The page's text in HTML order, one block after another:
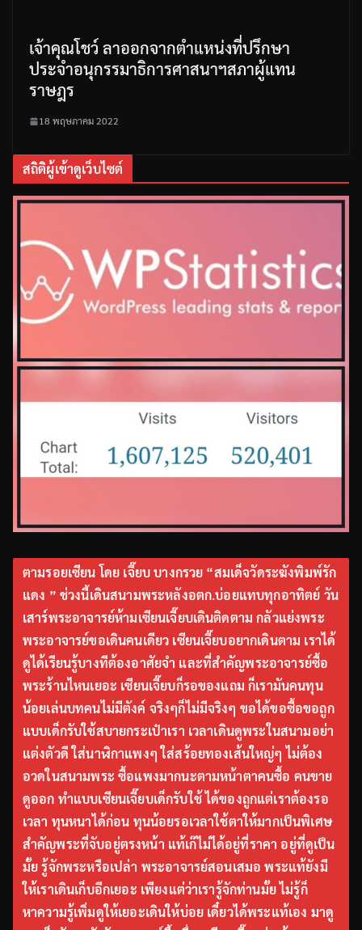
เจ้าคุณโชว์ ลาออกจากตำแหน่งที่ปรึกษา
ประจำอนุกรรมาธิการศาสนาฯสภาผู้แทน
ราษฎร
18 พฤษภาคม 2022
สถิติผู้เข้าดูเว็บไซต์
ตามรอยเซียน โดย เจี๊ยบ บางกรวย “สมเด็จวัดระฆังพิมพ์รัก
แดง ” ช่วงนี้เดินสนามพระหลังอตก.บ่อยแทบทุกอาทิตย์ วัน
เสาร์พระอาจารย์ห้ามเซียนเจี๊ยบเดินติดตาม กลัวแย่งพระ
พระอาจารย์ขอเดินคนเดียว เซียนเจี๊ยบอยากเดินตาม เราได้
ดูได้เรียนรู้บางทีต้องอาศัยจำ และที่สำคัญพระอาจารย์ซื้อ
พระร้านไหนเยอะ เซียนเจี๊ยบก็รอของแถม ก็เรามันคนทุน
น้อยเล่นบทคนไม่มีตังค์ จริงๆก็ไม่มีจริงๆ ขอได้ขอซื้อขอถูก
แบบเด็กรับใช้สบายกระเป๋าเรา เวลาเดินดูพระในสนามอย่า
แต่งตัวดี ใส่นาฬิกาแพงๆ ใส่สร้อยทองเส้นใหญ่ๆ ไม่ต้อง
อวดในสนามพระ ซื้อแพงมากนะตามหน้าตาคนซื้อ คนขาย
ดูออก ทำแบบเซียนเจี๊ยบเด็กรับใช้ ได้ของถูกแต่เราต้องรอ
เวลา ทุนหนาได้ก่อน ทุนน้อยรอเวลาใช้ตาให้มากเป็นพิเศษ
สำคัญพระที่จับอยู่ตรงหน้า แท้เก๊ไม่ได้อยู่ที่ราคา อยู่ที่ดูเป็น
มั้ย รู้จักพระหรือเปล่า พระอาจารย์สอนเสมอ พระแท้ยังมี
ให้เราเดินเก็บอีกเยอะ เพียงแต่ว่าเรารู้จักท่านมั้ย ไม่รู้ก็
หาความรู้เพิ่มดูให้เยอะเดินให้บ่อย เดี๋ยวได้พระแท้เอง มาดู